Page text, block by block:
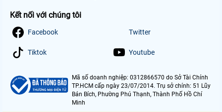
Kết nối với chúng tôi
Facebook Twitter
Tiktok Youtube
Mã số doanh nghiệp: 0312866570 do Sở Tài Chính
TP.HCM cấp ngày 23/07/2014. Trụ sở chính: 51 Lũy
Bán Bích, Phường Phú Thạnh, Thành Phố Hồ Chí
Minh